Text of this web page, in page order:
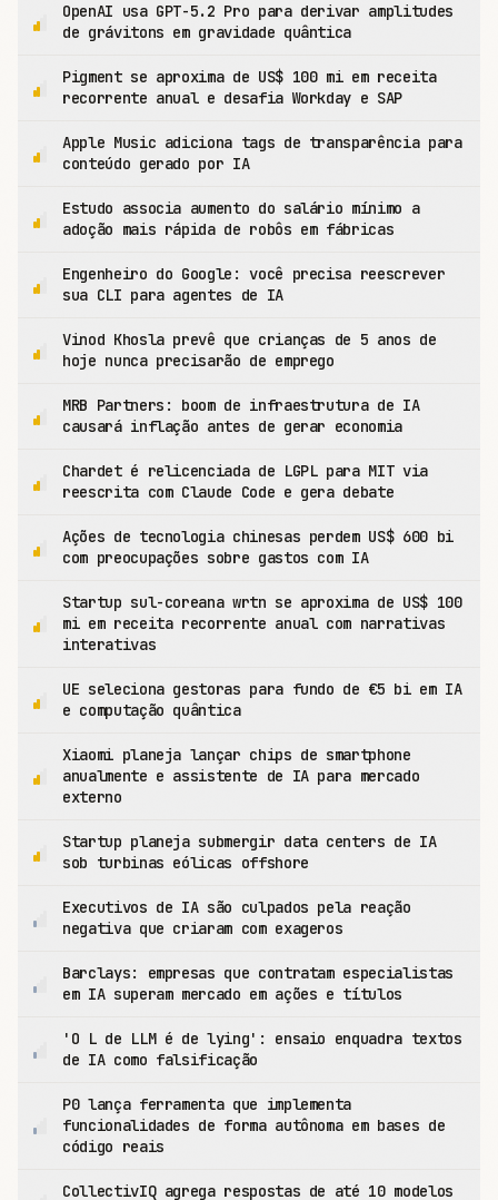
OpenAI usa GPT-5.2 Pro para derivar amplitudes
de grávitons em gravidade quântica
Pigment se aproxima de US$ 100 mi em receita
recorrente anual e desafia Workday e SAP
Apple Music adiciona tags de transparência para
conteúdo gerado por IA
Estudo associa aumento do salário mínimo a
adoção mais rápida de robôs em fábricas
Engenheiro do Google: você precisa reescrever
sua CLI para agentes de IA
Vinod Khosla prevê que crianças de 5 anos de
hoje nunca precisarão de emprego
MRB Partners: boom de infraestrutura de IA
causará inflação antes de gerar economia
Chardet é relicenciada de LGPL para MIT via
reescrita com Claude Code e gera debate
Ações de tecnologia chinesas perdem US$ 600 bi
com preocupações sobre gastos com IA
Startup sul-coreana wrtn se aproxima de US$ 100
mi em receita recorrente anual com narrativas
interativas
UE seleciona gestoras para fundo de €5 bi em IA
e computação quântica
Xiaomi planeja lançar chips de smartphone
anualmente e assistente de IA para mercado
externo
Startup planeja submergir data centers de IA
sob turbinas eólicas offshore
Executivos de IA são culpados pela reação
negativa que criaram com exageros
Barclays: empresas que contratam especialistas
em IA superam mercado em ações e títulos
'O L de LLM é de lying': ensaio enquadra textos
de IA como falsificação
P0 lança ferramenta que implementa
funcionalidades de forma autônoma em bases de
código reais
CollectivIQ agrega respostas de até 10 modelos